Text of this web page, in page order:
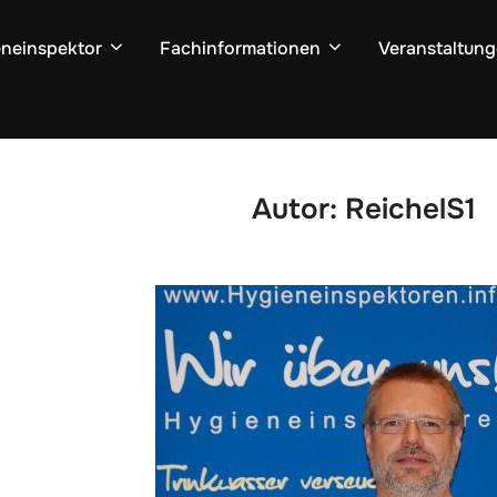
Fachinformationen
Autor: ReichelS1